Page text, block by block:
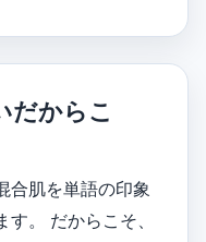
だからこ
合肌を単語の印象
。 だからこそ、